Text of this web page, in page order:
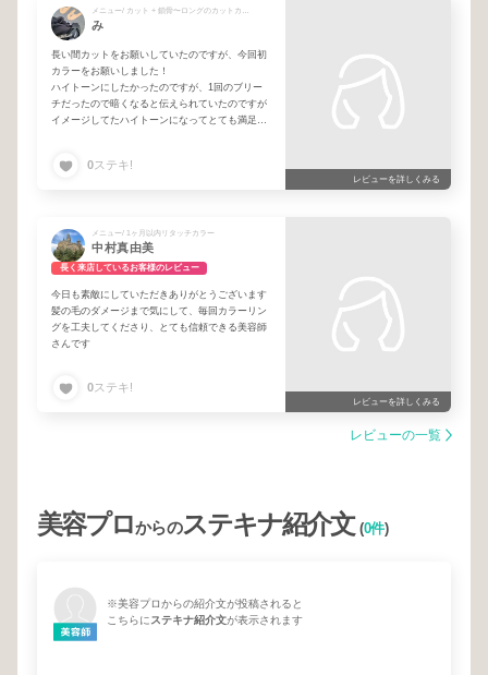
み
長い間カットをお願いしていたのですが、今回初
カラーをお願いしました！
ハイトーンにしたかったのですが、1回のブリー
チだったので暗くなると伝えられていたのですが
イメージしてたハイトーンになってとても満足し
またよろしくお願いします！
0ステキ!
レビューを詳しくみる
メニュー/ 1ヶ月以内リタッチカラー
中村真由美
長く来店しているお客様のレビュー
今日も素敵にしていただきありがとうございます
髪の毛のダメージまで気にして、毎回カラーリン
グを工夫してくださり、とても信頼できる美容師
さんです
0ステキ!
レビューを詳しくみる
レビューの一覧
美容プロからのステキナ紹介文(0件)
※美容プロからの紹介文が投稿されると
こちらにステキナ紹介文が表示されます